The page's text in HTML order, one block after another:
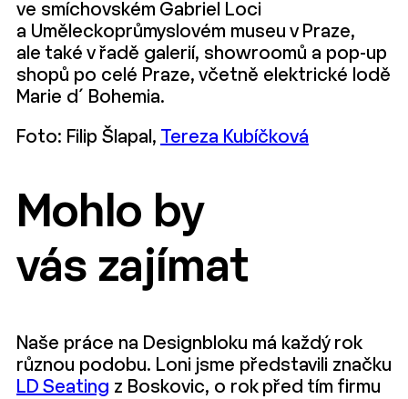
ve smíchovském Gabriel Loci
a Uměleckoprůmyslovém museu v Praze,
ale také v řadě galerií, showroomů a pop-up
shopů po celé Praze, včetně elektrické lodě
Marie d´ Bohemia.
Foto: Filip Šlapal, Tereza Kubíčková
Mohlo by
vás zajímat
Naše práce na Designbloku má každý rok
různou podobu. Loni jsme představili značku
LD Seating z Boskovic, o rok před tím firmu